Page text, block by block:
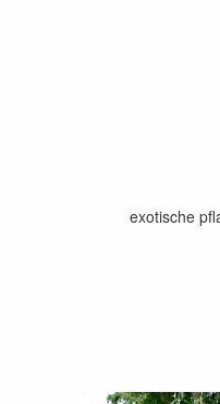
exotische